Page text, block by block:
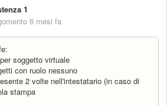
1
6 mesi fa
soggetto virtuale
con ruolo nessuno
2 volte nell'intestatario (in caso di
stampa